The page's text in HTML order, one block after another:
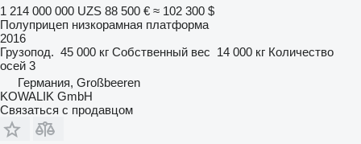
1 214 000 000 UZS 88 500 € ≈ 102 300 $
Полуприцеп низкорамная платформа
2016
Грузопод. 45 000 кг Собственный вес 14 000 кг Количество
осей 3
Германия, Großbeeren
KOWALIK GmbH
Связаться с продавцом